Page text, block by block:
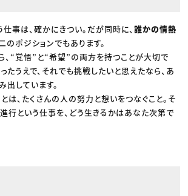
事は、確かにきつい。だが同時に、誰かの情熱
のポジションでもあります。
、“覚悟”と“希望”の両方を持つことが大切で
たうえで、それでも挑戦したいと思えたなら、あ
しています。
は、たくさんの人の努力と想いをつなぐこと。そ
行という仕事を、どう生きるかはあなた次第で